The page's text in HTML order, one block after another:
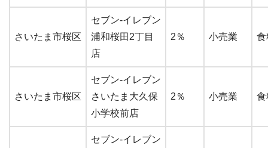
さいたま市桜区
セブン-イレブン
浦和桜田2丁目
店
2％ 小売業 食
さいたま市桜区
セブン-イレブン
さいたま大久保
小学校前店
2％ 小売業 食
セブン-イレブン